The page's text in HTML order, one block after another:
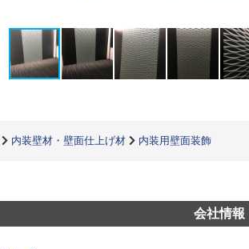
内装壁材・壁面仕上げ材 内装用壁面装飾
会社情報